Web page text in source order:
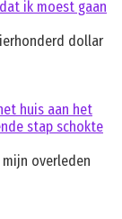
ik moest gaan
dollar
huis aan het
stap schokte
overleden